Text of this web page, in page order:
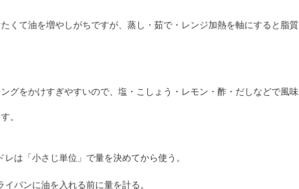
くて油を増やしがちですが、蒸し・茹で・レンジ加熱を軸にすると脂質
グをかけすぎやすいので、塩・こしょう・レモン・酢・だしなどで風味
。
レは「小さじ単位」で量を決めてから使う。
パンに油を入れる前に量を計る。